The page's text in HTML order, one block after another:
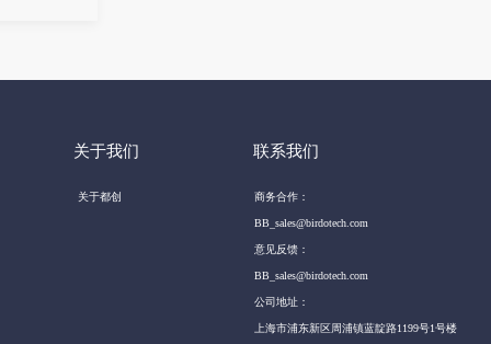
关于我们 联系我们
关于都创 商务合作：
BB_sales@birdotech.com
意见反馈：
BB_sales@birdotech.com
公司地址：
上海市浦东新区周浦镇蓝靛路1199号1号楼